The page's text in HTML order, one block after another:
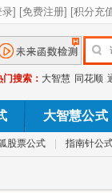
门搜索： 大智慧 同花顺
大智慧公式
股票公式 指南针公